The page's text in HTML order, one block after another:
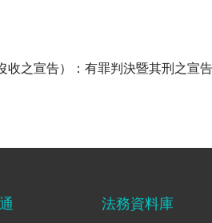
收之宣告）：有罪判決暨其刑之宣告
法務資料庫